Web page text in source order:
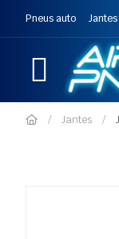
Pneus auto
Jantes